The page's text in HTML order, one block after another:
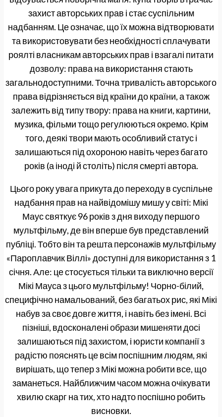
захист авторських прав і стає суспільним
надбанням. Це означає, що їх можна відтворювати
та використовувати без необхідності сплачувати
роялті власникам авторських прав і взагалі питати
дозволу: права на використання стають
загальнодоступними. Точна тривалість авторського
права відрізняється від країни до країни, а також
залежить від типу твору: права на книги, картини,
музика, фільми тощо регулюються окремо. Крім
того, деякі твори мають особливий статус і
залишаються під охороною навіть через багато
років (а іноді й століть) після смерті автора.
Цього року увага прикута до переходу в суспільне
надбання прав на найвідомішу мишу у світі: Мікі
Маус святкує 96 років з дня виходу першого
мультфільму, де він вперше був представлений
публіці. Тобто він та решта персонажів мультфільму
«Пароплавчик Віллі» доступні для використання з 1
січня. Але: це стосується тільки та виключно версії
Мікі Мауса з цього мультфільму! Чорно-білий,
специфічно намальований, без багатьох рис, які Мікі
набув за своє довге життя, і навіть без імені. Всі
пізніші, вдосконалені образи мишеняти досі
залишаються під захистом, і юристи компанії з
радістю пояснять це всім поспішним людям, які
вирішать, що тепер з Мікі можна робити все, що
заманеться. Найближчим часом можна очікувати
хвилю скарг на тих, хто надто поспішно робить
висновки.